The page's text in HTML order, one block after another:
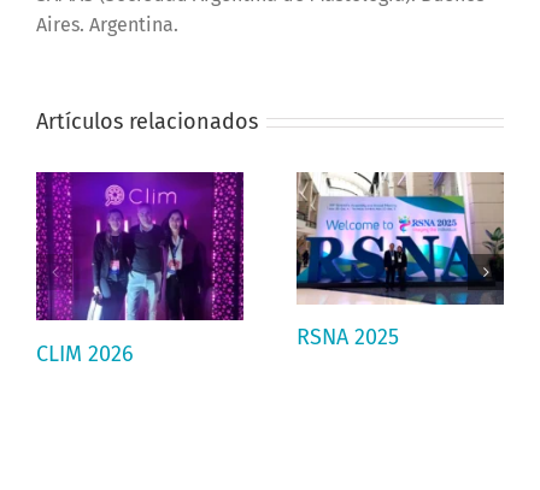
Aires. Argentina.
Artículos relacionados
CLIM 2026
RSNA 2025